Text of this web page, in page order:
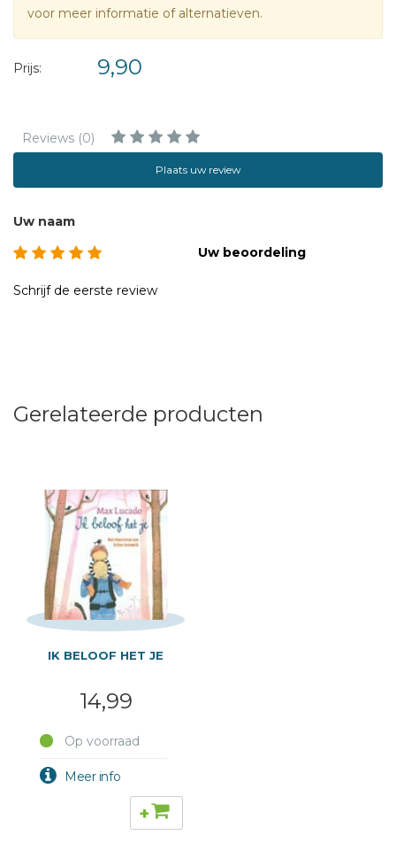
voor meer informatie of alternatieven.
Prijs: 9,90
Reviews (0)
Plaats uw review
Uw naam
Uw beoordeling
Schrijf de eerste review
Gerelateerde producten
IK BELOOF HET JE
14,99
Op voorraad
+